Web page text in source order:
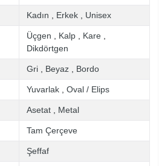
Kadın Erkek Unisex
Üçgen Kalp Kare
Dikdörtgen
Gri Beyaz Bordo
Yuvarlak Oval / Elips
Asetat Metal
Tam Çerçeve
Şeffaf